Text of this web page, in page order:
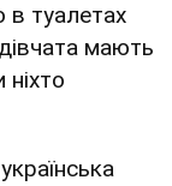
в туалетах
мають